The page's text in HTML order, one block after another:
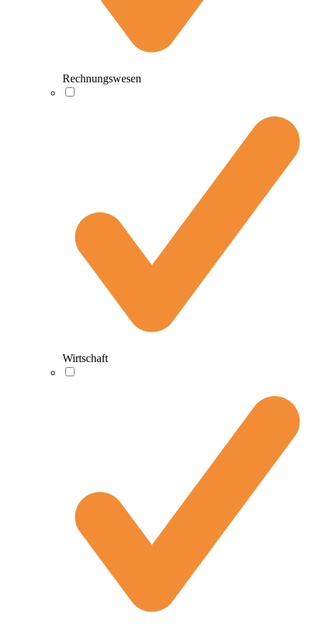
Rechnungswesen
Wirtschaft